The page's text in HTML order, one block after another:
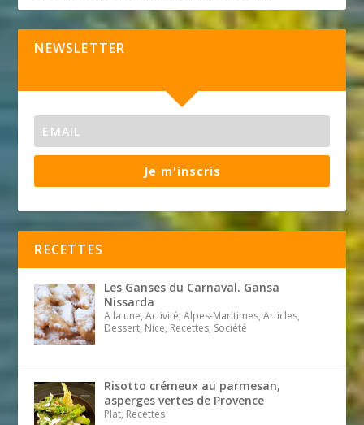
NEWSLETTER
Je m'inscris
RECETTES
Les Ganses du Carnaval. Gansa
Nissarda
A la une, Activité, Alpes-Maritimes, Articles,
Dessert, Nice, Recettes, Société
Risotto crémeux au parmesan,
asperges vertes de Provence
Plat, Recettes